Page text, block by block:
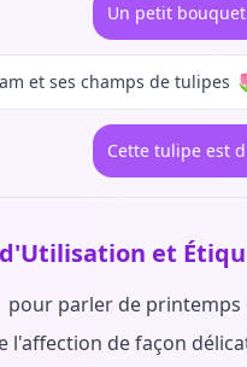
Un petit
et ses champs de tulipes
Cette tulipe est
d'Utilisation et
pour parler de printemps
l'affection de façon